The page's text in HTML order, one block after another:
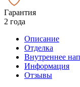
Гарантия
2 года
Описание
Отделка
Внутреннее
Информация
Отзывы